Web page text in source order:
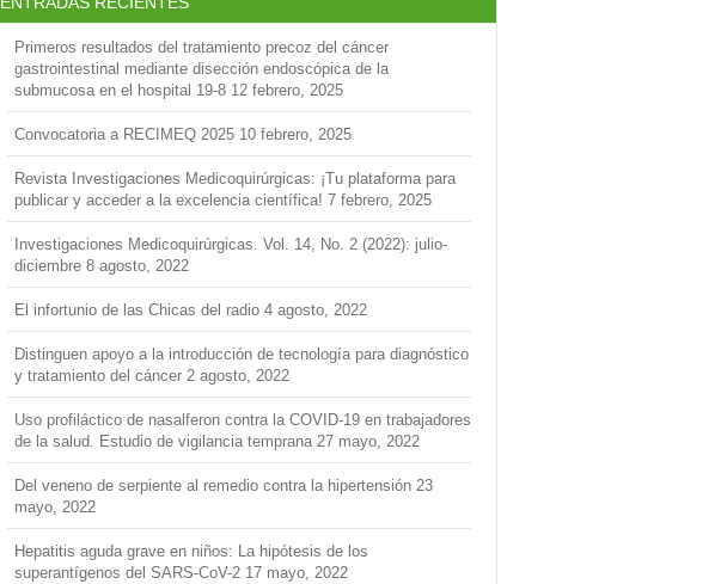
Primeros resultados del tratamiento precoz del cáncer
gastrointestinal mediante disección endoscópica de la
submucosa en el hospital 19-8 12 febrero, 2025
Convocatoria a RECIMEQ 2025 10 febrero, 2025
Revista Investigaciones Medicoquirúrgicas: ¡Tu plataforma para
publicar y acceder a la excelencia científica! 7 febrero, 2025
Investigaciones Medicoquirúrgicas. Vol. 14, No. 2 (2022): julio-
diciembre 8 agosto, 2022
El infortunio de las Chicas del radio 4 agosto, 2022
Distinguen apoyo a la introducción de tecnología para diagnóstico
y tratamiento del cáncer 2 agosto, 2022
Uso profiláctico de nasalferon contra la COVID-19 en trabajadores
de la salud. Estudio de vigilancia temprana 27 mayo, 2022
Del veneno de serpiente al remedio contra la hipertensión 23
mayo, 2022
Hepatitis aguda grave en niños: La hipótesis de los
superantígenos del SARS-CoV-2 17 mayo, 2022